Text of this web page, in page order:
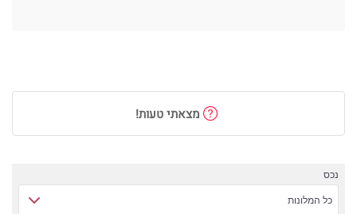
מצאתי טעות!
נכס
כל המלונות